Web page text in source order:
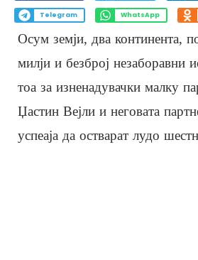
Telegram WhatsApp
Осум земји, два континента,
милји и безброј незаборавни
тоа за изненадувачки малку
Џастин Вејли и неговата
успеаја да остварат лудо